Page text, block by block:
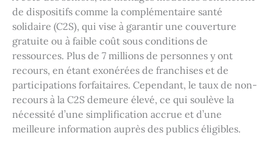
de dispositifs comme la complémentaire santé
solidaire (C2S), qui vise à garantir une couverture
gratuite ou à faible coût sous conditions de
ressources. Plus de 7 millions de personnes y ont
recours, en étant exonérées de franchises et de
participations forfaitaires. Cependant, le taux de non-
recours à la C2S demeure élevé, ce qui soulève la
nécessité d’une simplification accrue et d’une
meilleure information auprès des publics éligibles.